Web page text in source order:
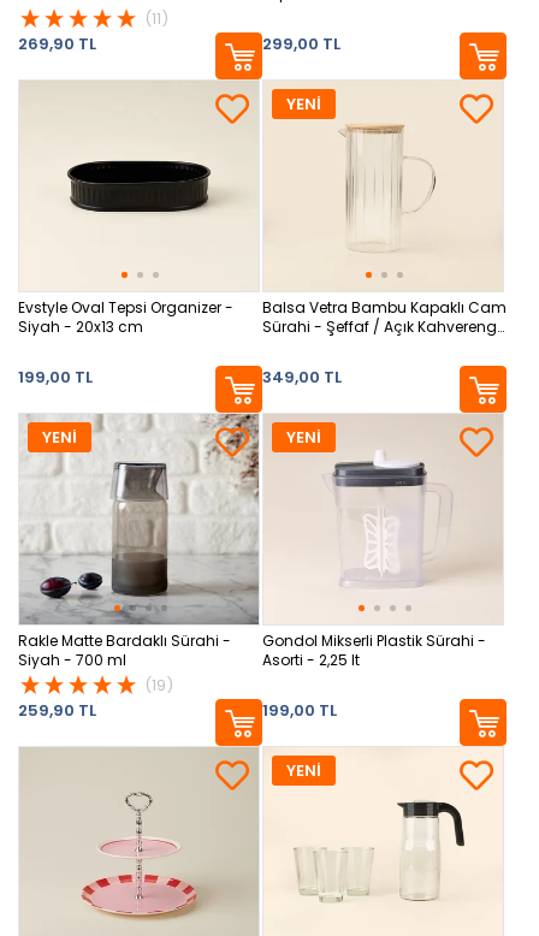
(11)
269,90 TL
299,00 TL
Evstyle Oval Tepsi Organizer -
Siyah - 20x13 cm
199,00 TL
Balsa Vetra Bambu Kapaklı Cam
Sürahi - Şeffaf / Açık Kahverengi
349,00 TL
YENİ
Rakle Matte Bardaklı Sürahi -
Siyah - 700 ml
(19)
259,90 TL
YENİ
Gondol Mikserli Plastik Sürahi -
Asorti - 2,25 lt
199,00 TL
YENİ
YENİ